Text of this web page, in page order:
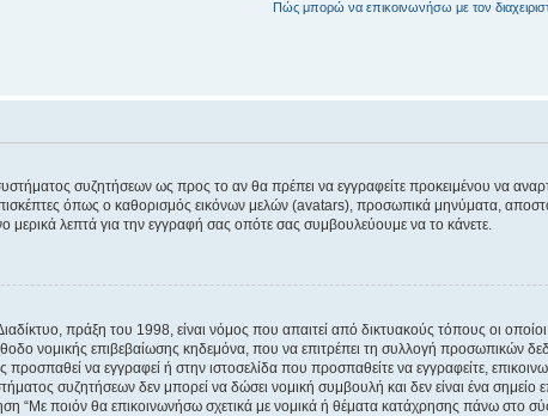
Πώς μπορώ να επικοινωνήσω με τον
συστήματος συζητήσεων ως προς το αν θα πρέπει να εγγραφείτε προκειμένου να
όπως ο καθορισμός εικόνων μελών (avatars), προσωπικά μηνύματα,
μερικά λεπτά για την εγγραφή σας οπότε σας συμβουλεύουμε να το κάνετε.
πράξη του 1998, είναι νόμος που απαιτεί από δικτυακούς τόπους οι
νομικής επιβεβαίωσης κηδεμόνα, που να επιτρέπει τη συλλογή προσωπικών
προσπαθεί να εγγραφεί ή στην ιστοσελίδα που προσπαθείτε να εγγραφείτε,
συζητήσεων δεν μπορεί να δώσει νομική συμβουλή και δεν είναι ένα
“Με ποιόν θα επικοινωνήσω σχετικά με νομικά ή θέματα κατάχρησης πάνω στο